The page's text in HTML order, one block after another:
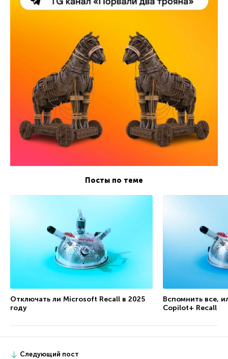
Посты по теме
Отключать ли Microsoft Recall в 2025
году
Вспомнить все,
Copilot+ Recall
Следующий пост